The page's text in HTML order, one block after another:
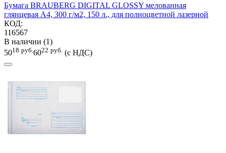
Бумага BRAUBERG DIGITAL GLOSSY мелованная
глянцевая А4, 300 г/м2, 150 л., для полноцветной лазерной
КОД:
116567
В наличии (1)
5018 руб. 6022 руб. (с НДС)